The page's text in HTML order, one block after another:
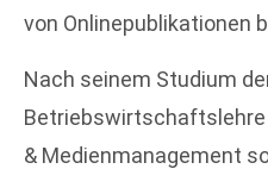
von Onlinepublikationen
Nach seinem Studium
& Medienmanagement